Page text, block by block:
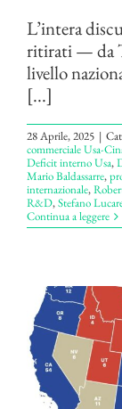
L’intera
ritirati — da
livello
[...]
28 Aprile, 2025 |
commerciale Usa-
Deficit interno Usa,
Mario Baldassarre,
internazionale,
R&D,Stefano
Continua a leggere